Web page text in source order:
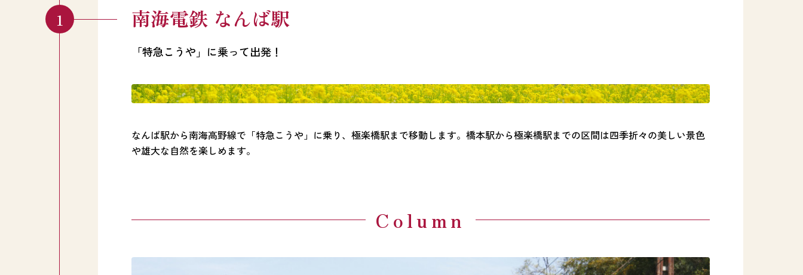
南海電鉄 なんば駅
「特急こうや」に乗って出発！
なんば駅から南海高野線で「特急こうや」に乗り、極楽橋駅まで移動します。橋本駅から極楽橋駅までの区間は四季折々の美しい景色
や雄大な自然を楽しめます。
Column